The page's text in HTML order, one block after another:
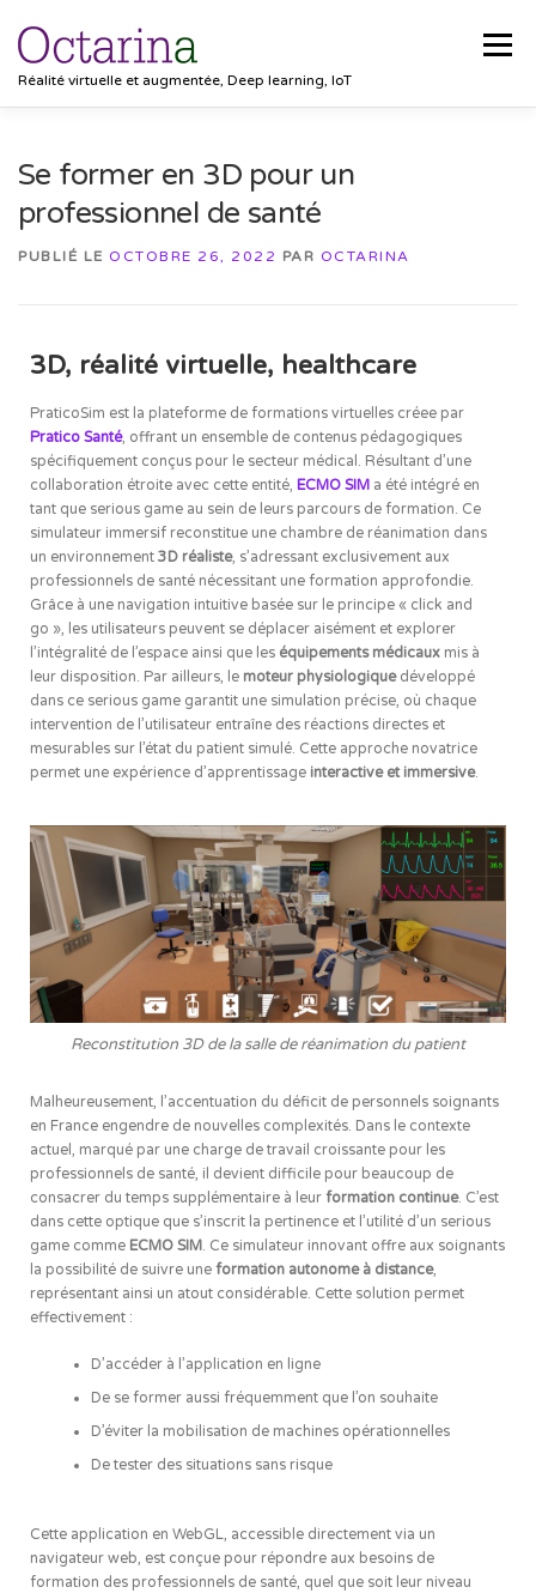
Réalité virtuelle et augmentée, Deep learning, IoT
Menu
Se former en 3D pour un
professionnel de santé
PUBLIÉ LE OCTOBRE 26, 2022 PAR OCTARINA
3D, réalité virtuelle, healthcare
PraticoSim est la plateforme de formations virtuelles créee par
Pratico Santé, offrant un ensemble de contenus pédagogiques
spécifiquement conçus pour le secteur médical. Résultant d’une
collaboration étroite avec cette entité, ECMO SIM a été intégré en
tant que serious game au sein de leurs parcours de formation. Ce
simulateur immersif reconstitue une chambre de réanimation dans
un environnement 3D réaliste, s’adressant exclusivement aux
professionnels de santé nécessitant une formation approfondie.
Grâce à une navigation intuitive basée sur le principe « click and
go », les utilisateurs peuvent se déplacer aisément et explorer
l’intégralité de l’espace ainsi que les équipements médicaux mis à
leur disposition. Par ailleurs, le moteur physiologiquedéveloppé
dans ce serious game garantit une simulation précise, où chaque
intervention de l’utilisateur entraîne des réactions directes et
mesurables sur l’état du patient simulé. Cette approche novatrice
permet une expérience d’apprentissage interactive et immersive.
Reconstitution 3D de la salle de réanimation du patient
Malheureusement, l’accentuation du déficit de personnels soignants
en France engendre de nouvelles complexités. Dans le contexte
actuel, marqué par une charge de travail croissante pour les
professionnels de santé, il devient difficile pour beaucoup de
consacrer du temps supplémentaire à leur formation continue. C’est
dans cette optique que s’inscrit la pertinence et l’utilité d’un serious
game comme ECMO SIM. Ce simulateur innovant offre aux soignants
la possibilité de suivre une formation autonome à distance,
représentant ainsi un atout considérable. Cette solution permet
effectivement :
D’accéder à l’application en ligne
De se former aussi fréquemment que l’on souhaite
D’éviter la mobilisation de machines opérationnelles
De tester des situations sans risque
Cette application en WebGL, accessible directement via un
navigateur web, est conçue pour répondre aux besoins de
formation des professionnels de santé, quel que soit leur niveau